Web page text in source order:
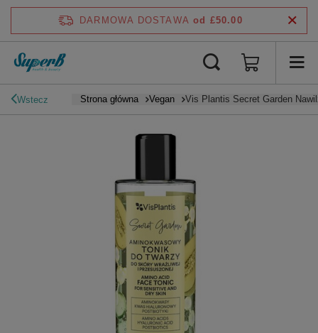
DARMOWA DOSTAWA od £50.00
Wstecz Strona główna Vegan Vis Plantis Secret Garden